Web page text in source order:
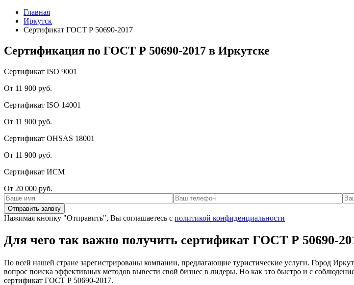
Главная
Иркутск
Сертификат ГОСТ Р 50690-2017
Сертификация по ГОСТ Р 50690-2017 в Иркутске
Сертификат ISO 9001
От 11 900 руб.
Сертификат ISO 14001
От 11 900 руб.
Сертификат OHSAS 18001
От 11 900 руб.
Сертификат ИСМ
От 20 000 руб.
Нажимая кнопку "Отправить", Вы соглашаетесь с политикой конфиденциальности
Для чего так важно получить сертификат ГОСТ Р 50690-
По всей нашей стране зарегистрированы компании, предлагающие туристические услуги. Город
вопрос поиска эффективных методов вывести свой бизнес в лидеры. Но как это быстро и с
сертификат ГОСТ Р 50690-2017.